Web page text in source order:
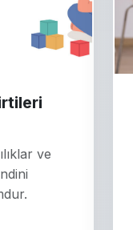
ve